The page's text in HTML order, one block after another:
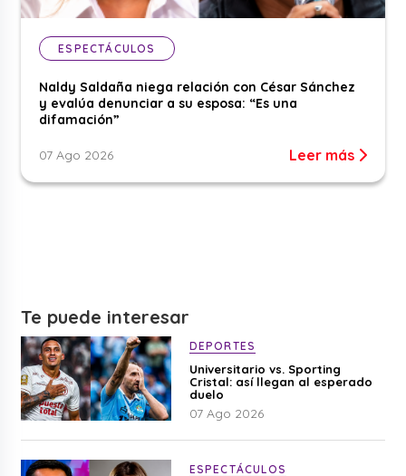
ESPECTÁCULOS
Naldy Saldaña niega relación con César Sánchez
y evalúa denunciar a su esposa: “Es una
difamación”
07 Ago 2026 Leer más
Te puede interesar
DEPORTES
Universitario vs. Sporting
Cristal: así llegan al esperado
duelo
07 Ago 2026
ESPECTÁCULOS